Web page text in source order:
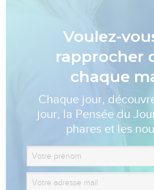
Voulez-
rapprocher
chaque
Chaque jour,
jour, la Pensée du
phares et les